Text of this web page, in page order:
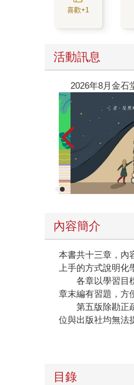
喜歡+1
活動訊息
閱讀漫遊錄-2026
內容簡介
本書共十三章，內
上手的方式說明化
各章以學習目標
章末編有習題，方
第五版除勘正疏
位與出版社均無法
目錄